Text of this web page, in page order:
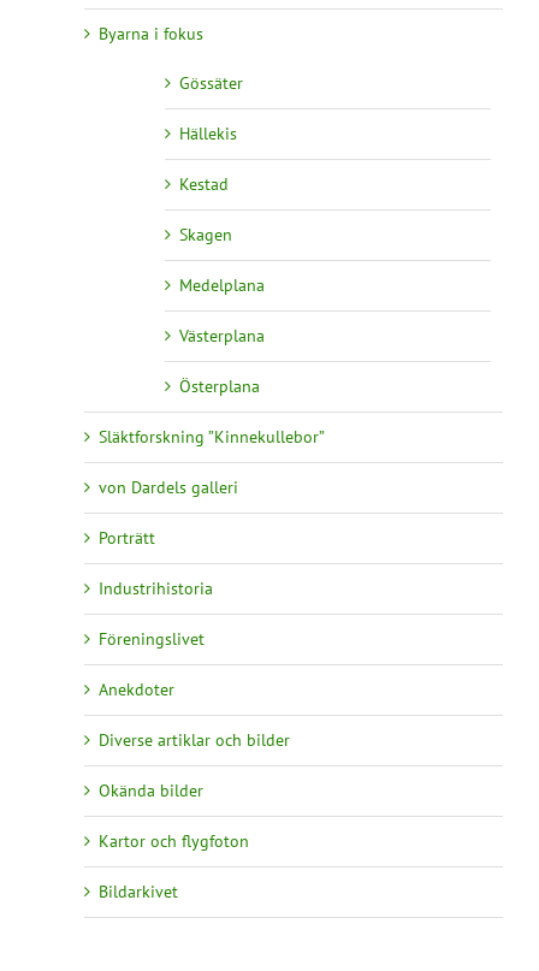
Byarna i fokus
Gössäter
Hällekis
Kestad
Skagen
Medelplana
Västerplana
Österplana
Släktforskning ”Kinnekullebor”
von Dardels galleri
Porträtt
Industrihistoria
Föreningslivet
Anekdoter
Diverse artiklar och bilder
Okända bilder
Kartor och flygfoton
Bildarkivet